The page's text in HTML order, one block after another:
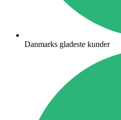
Danmarks gladeste kunder